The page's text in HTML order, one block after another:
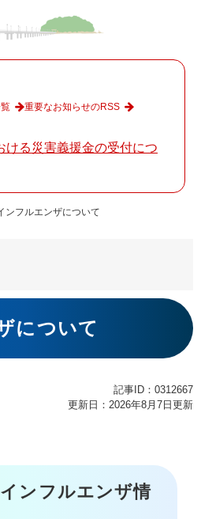
ける災害義援金の受付につ
重要なお知らせのRSS
ンフルエンザについて
について
記事ID：0312667
更新日：2026年8月7日更新
インフルエンザ情